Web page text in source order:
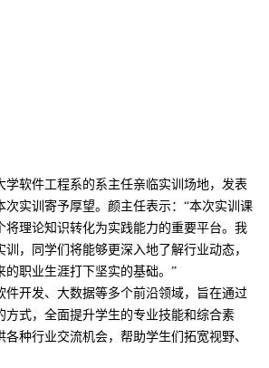
学软件工程系的系主任亲临实训场地，发表
实训寄予厚望。 颜主任表示： “本次实训课
将理论知识转化为实践能力的重要平台。我
训，同学们将能够更深入地了解行业动态，
的职业生涯打下坚实的基础。”
件开发、 大数据等多个前沿领域，旨在通过
方式，全面提升学生的专业技能和综合素
各种行业交流机会，帮助学生们拓宽视野、